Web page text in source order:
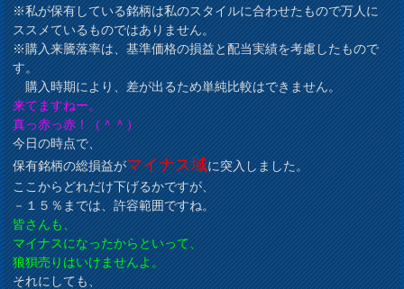
※私が保有している銘柄は私のスタイルに合わせたもので万人に
ススメているものではありません。
※購入来騰落率は、基準価格の損益と配当実績を考慮したもので
す。
購入時期により、差が出るため単純比較はできません。
来てますねー。
真っ赤っ赤！（＾＾）
今日の時点で、
保有銘柄の総損益がマイナス域に突入しました。
ここからどれだけ下げるかですが、
－１５％までは、許容範囲ですね。
皆さんも、
マイナスになったからといって、
狼狽売りはいけませんよ。
それにしても、